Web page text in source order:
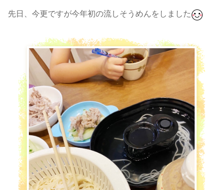
先日、今更ですが今年初の流しそうめんをしました